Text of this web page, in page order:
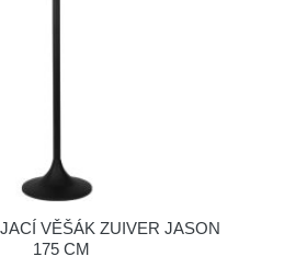
VĚŠÁK ZUIVER JASON
175 CM